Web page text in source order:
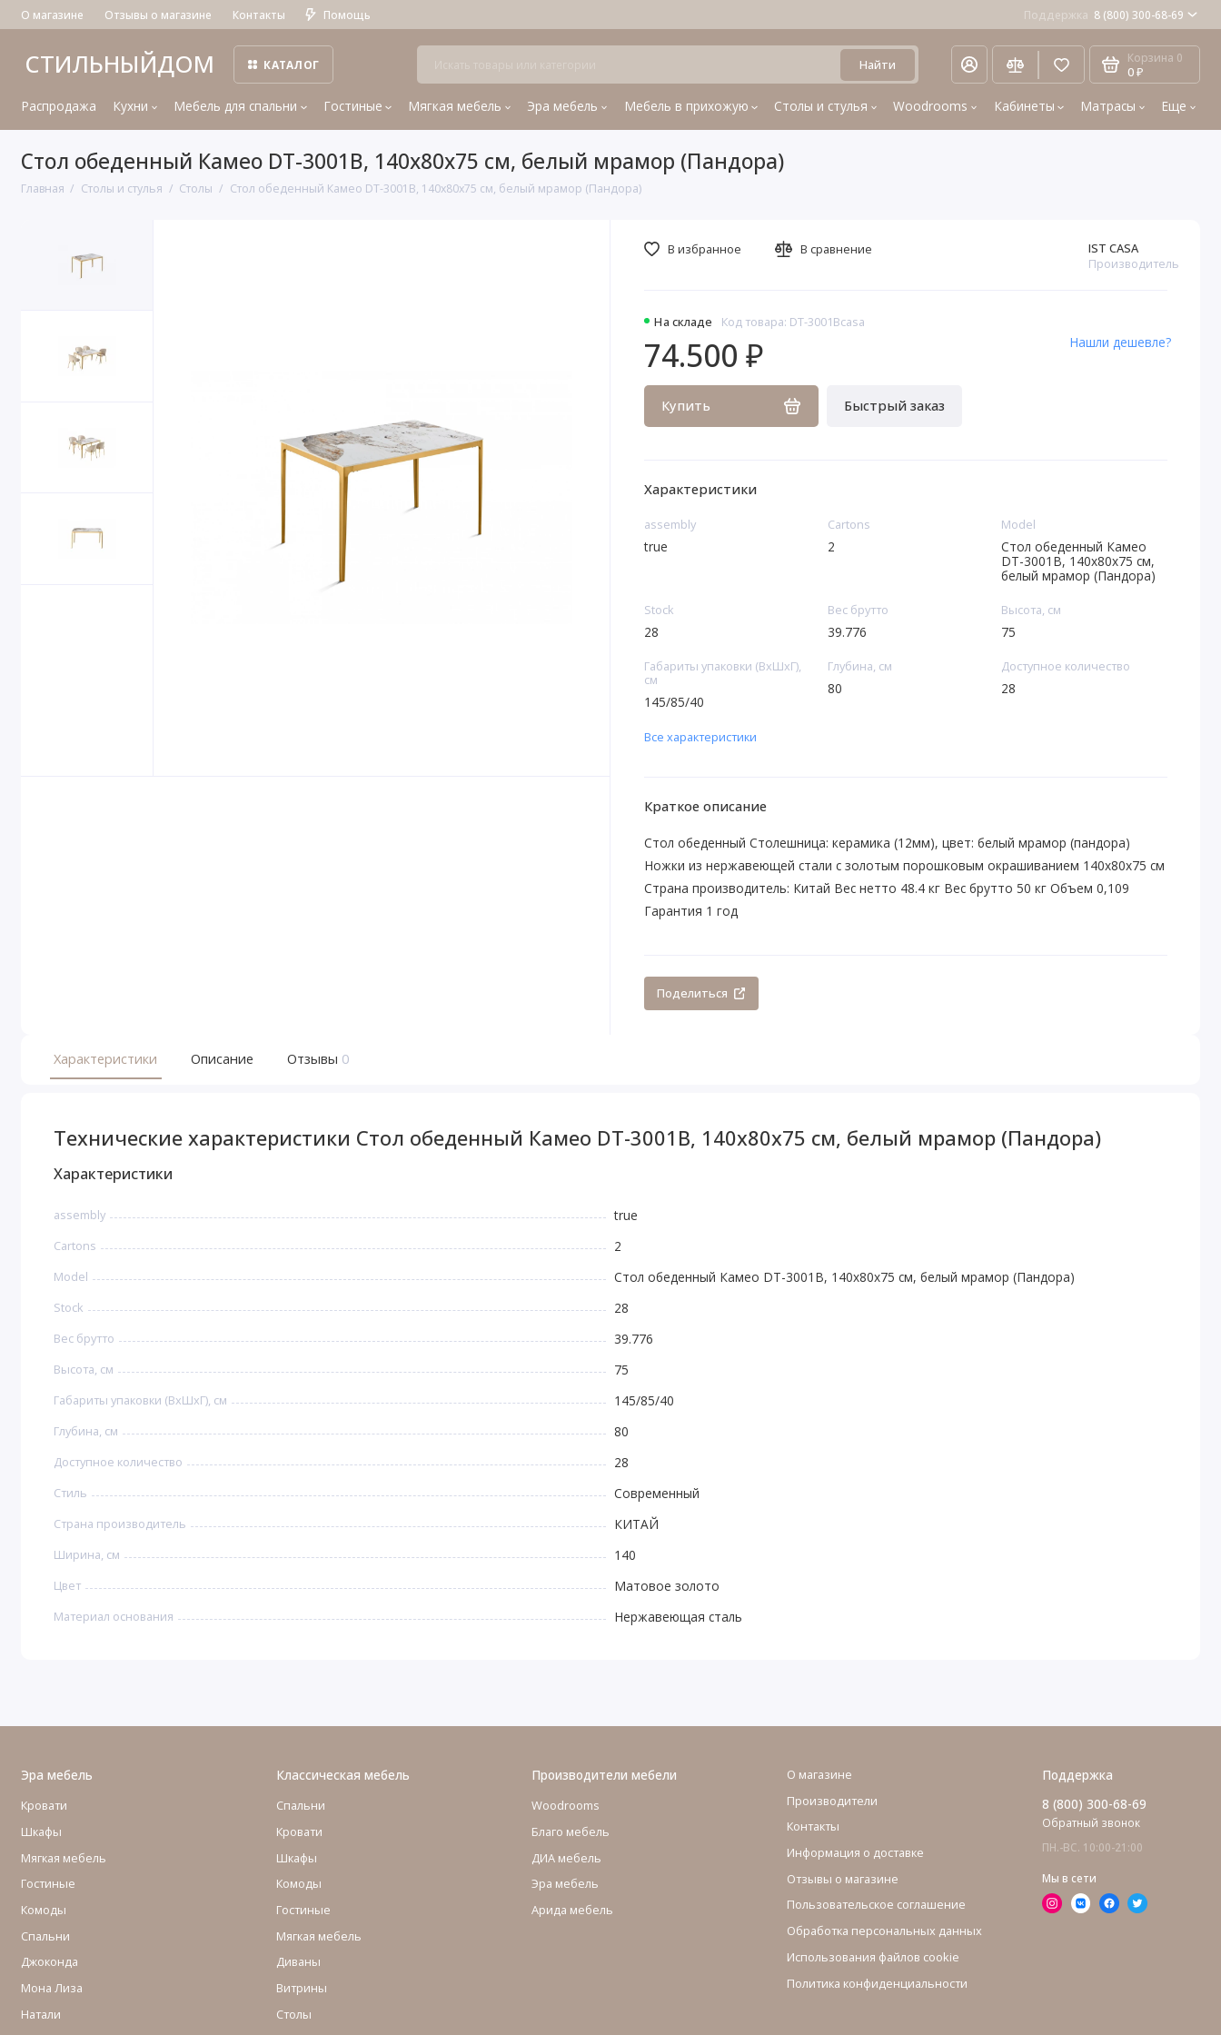
О магазине Отзывы о магазине Контакты Помощь Поддержка 8 (800) 300-68-69
СТИЛЬНЫЙДОМ КАТАЛОГ Найти Корзина 0
0 ₽
Распродажа Кухни Мебель для спальни Гостиные Мягкая мебель Эра мебель Мебель в прихожую Столы и стулья Woodrooms Кабинеты Матрасы Еще
Стол обеденный Камео DT-3001B, 140х80х75 см, белый мрамор (Пандора)
Главная Столы и стулья Столы Стол обеденный Камео DT-3001B, 140х80х75 см, белый мрамор (Пандора)
На складе Код товара: DT-3001Bcasa
IST CASA
Производитель
74.500 ₽
Купить Быстрый заказ
Нашли дешевле?
В избранное В сравнение
Характеристики
assembly
true
Cartons
2
Model
Стол обеденный Камео
DT-3001B, 140х80х75 см,
белый мрамор (Пандора)
Stock
28
Вес брутто
39.776
Высота, см
75
Габариты упаковки (ВхШхГ),
см
145/85/40
Глубина, см
80
Доступное количество
28
Все характеристики
Краткое описание
Стол обеденный Столешница: керамика (12мм), цвет: белый мрамор (пандора)
Ножки из нержавеющей стали с золотым порошковым окрашиванием 140х80х75 см
Страна производитель: Китай Вес нетто 48.4 кг Вес брутто 50 кг Объем 0,109
Гарантия 1 год
Поделиться
Характеристики Описание Отзывы 0
Технические характеристики Стол обеденный Камео DT-3001B, 140х80х75 см, белый мрамор (Пандора)
Характеристики
assembly true
Cartons 2
Model Стол обеденный Камео DT-3001B, 140х80х75 см, белый мрамор (Пандора)
Stock 28
Вес брутто 39.776
Высота, см 75
Габариты упаковки (ВхШхГ), см 145/85/40
Глубина, см 80
Доступное количество 28
Стиль Современный
Страна производитель КИТАЙ
Ширина, см 140
Цвет Матовое золото
Материал основания Нержавеющая сталь
Эра мебель
Кровати
Шкафы
Мягкая мебель
Гостиные
Комоды
Cпальни
Джоконда
Мона Лиза
Натали
Классическая мебель
Спальни
Кровати
Шкафы
Комоды
Гостиные
Мягкая мебель
Диваны
Витрины
Столы
Производители мебели
Woodrooms
Благо мебель
ДИА мебель
Эра мебель
Арида мебель
О магазине
Производители
Контакты
Информация о доставке
Отзывы о магазине
Пользовательское соглашение
Обработка персональных данных
Использования файлов cookie
Политика конфиденциальности
Поддержка
8 (800) 300-68-69
Обратный звонок
ПН.-ВС. 10:00-21:00
Мы в сети